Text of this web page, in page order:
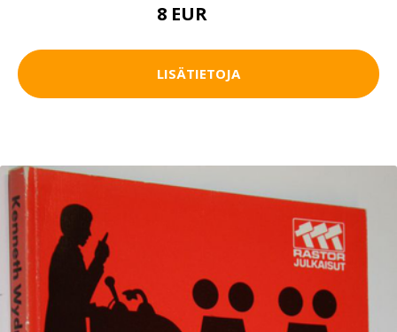
8 EUR
LISÄTIETOJA